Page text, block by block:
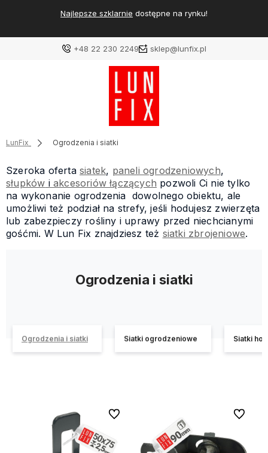
Najlepsze szklarnie dostępne na rynku!
+48 22 230 2249 sklep@lunfix.pl
LunFix Ogrodzenia i siatki
Szeroka oferta siatek, paneli ogrodzeniowych,
słupków iakcesoriów łączących pozwoli Ci nie tylko
na wykonanie ogrodzenia dowolnego obiektu, ale
umożliwi też podział na strefy, jeśli hodujesz zwierzęta
lub zabezpieczy rośliny i uprawy przed niechcianymi
gośćmi. W Lun Fix znajdziesz też siatki zbrojeniowe.
Ogrodzenia i siatki
Ogrodzenia i siatki Siatki ogrodzeniowe Siatki
Do ulubionych Do